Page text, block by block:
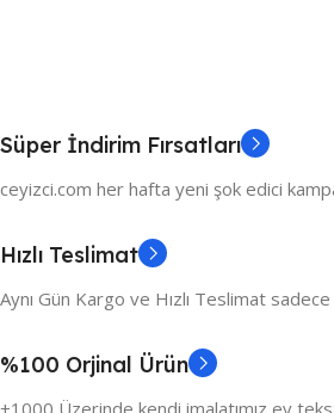
Süper İndirim Fırsatları
ceyizci.com her hafta yeni şok edici
Hızlı Teslimat
Aynı Gün Kargo ve Hızlı Teslimat
%100 Orjinal Ürün
+1000 Üzerinde kendi imalatımız ev